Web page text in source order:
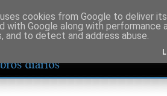
cookies from Google to deliver
with Google along with
and to detect and address abuse.